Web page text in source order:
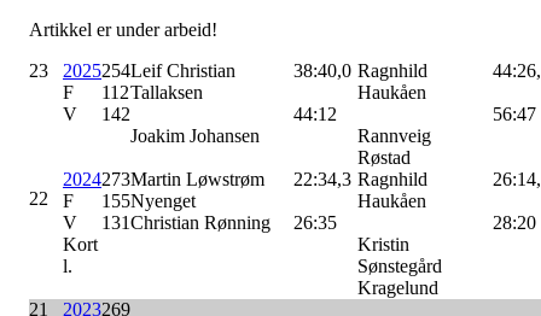
Artikkel er under arbeid!
23
2025
F
V
254
112
142
Leif Christian
Tallaksen
Joakim Johansen
38:40,0
44:12
Ragnhild
Haukåen
Rannveig
Røstad
56:47
22
2024
F
V
Kort
l.
273
155
131
Martin Løwstrøm
Nyenget
Christian Rønning
22:34,3
26:35
Ragnhild
Haukåen
Kristin
Sønstegård
Kragelund
28:20
21
2023269